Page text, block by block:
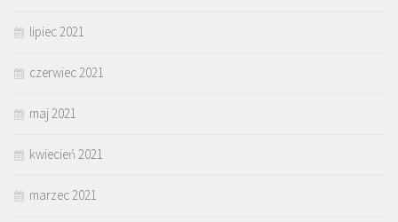
lipiec 2021
czerwiec 2021
maj 2021
kwiecień 2021
marzec 2021